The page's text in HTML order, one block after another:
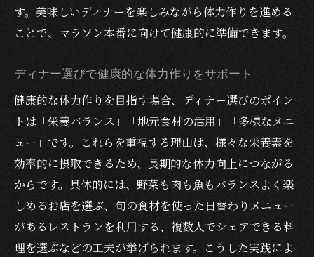
す。美味しいディナーを楽しみながら体力作りを進める
ことで、マラソン本番に向けて健康的に準備できます。
ディナー選びで健康的な体力作りをサポート
健康的な体力作りを目指す場合、ディナー選びのポイン
トは「栄養バランス」「地元食材の活用」「多様なメニ
ュー」です。これらを重視する理由は、様々な栄養素を
効率的に摂取できるため、長期的な体力向上につながる
からです。具体的には、野菜も肉も魚もバランスよく楽
しめるお店を選ぶ、旬の食材を使った日替わりメニュー
があるレストランを利用する、複数人でシェアできる料
理を選ぶなどの工夫が挙げられます。こうした実践によ